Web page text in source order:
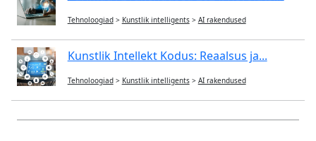
Tehnoloogiad > Kunstlik intelligents > AI rakendused
Kunstlik Intellekt Kodus: Reaalsus ja...
Tehnoloogiad > Kunstlik intelligents > AI rakendused